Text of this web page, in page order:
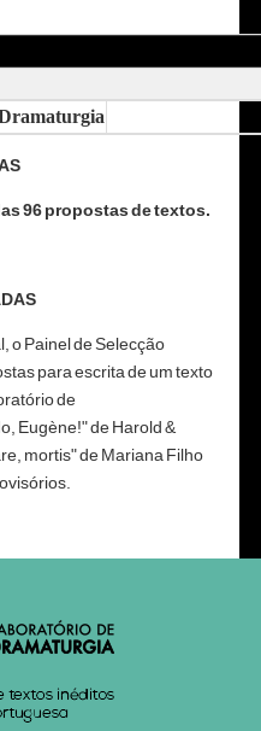
96 propostas de textos.
o Painel de Selecção
para escrita de um texto
de
Eugène!" de Harold &
mortis" de Mariana Filho